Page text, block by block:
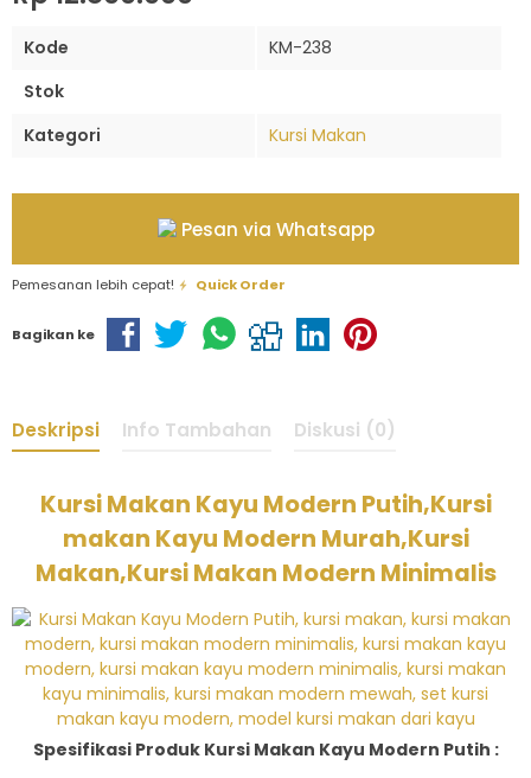
Kode
KM-238
Stok
Kategori
Kursi Makan
Pesan via Whatsapp
Pemesanan lebih cepat! Quick Order
Bagikan ke
Deskripsi Info Tambahan Diskusi (0)
Kursi Makan Kayu Modern Putih,Kursi
makan Kayu Modern Murah,Kursi
Makan,Kursi Makan Modern Minimalis
Spesifikasi Produk Kursi Makan Kayu Modern Putih :